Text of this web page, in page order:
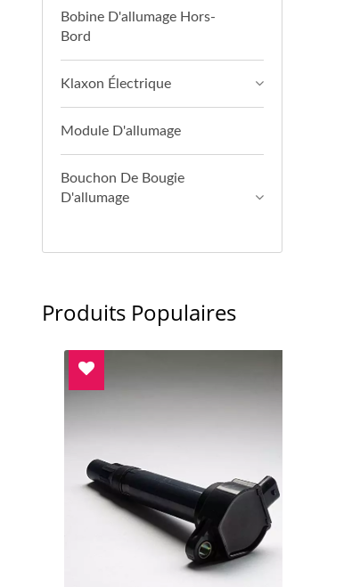
Bobine D'allumage Hors-
Bord
Klaxon Électrique
Module D'allumage
Bouchon De Bougie
D'allumage
Produits Populaires